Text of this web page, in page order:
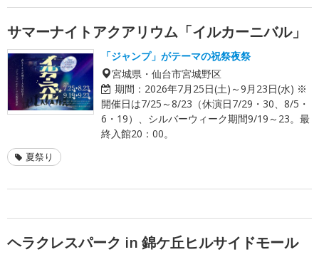
サマーナイトアクアリウム「イルカーニバル」
「ジャンプ」がテーマの祝祭夜祭
宮城県・仙台市宮城野区
期間： 2026年7月25日(土)～9月23日(水) ※
開催日は7/25～8/23（休演日7/29・30、8/5・
6・19）、シルバーウィーク期間9/19～23。最
終入館20：00。
夏祭り
ヘラクレスパーク in 錦ケ丘ヒルサイドモール